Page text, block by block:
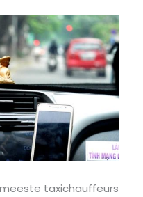
taxichauffeurs